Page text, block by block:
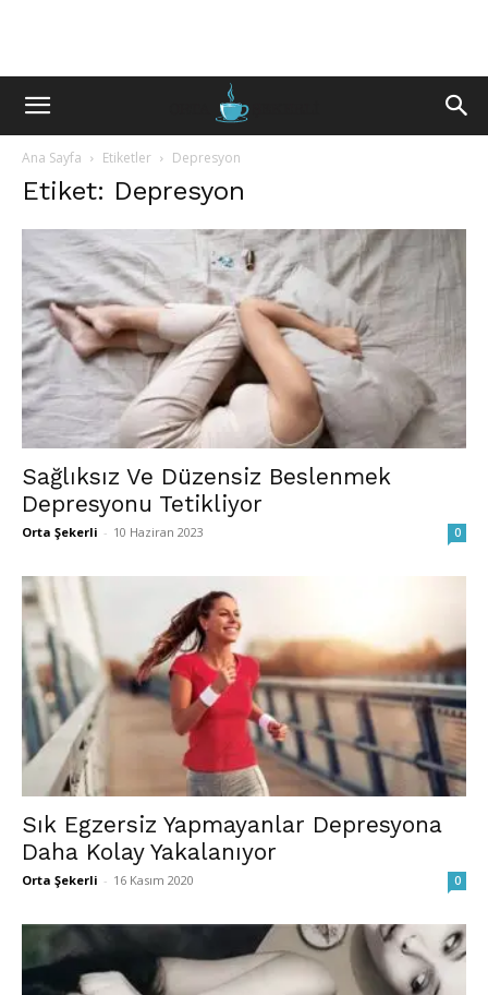
Ana Sayfa Etiketler Depresyon
Etiket: Depresyon
Sağlıksız Ve Düzensiz Beslenmek
Depresyonu Tetikliyor
Orta Şekerli - 10 Haziran 2023 0
Sık Egzersiz Yapmayanlar Depresyona
Daha Kolay Yakalanıyor
Orta Şekerli - 16 Kasım 2020 0